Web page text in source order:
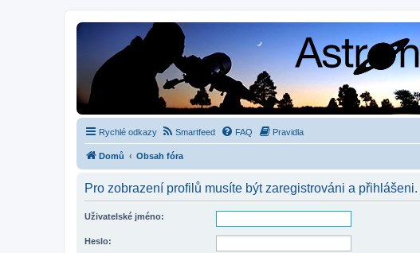
Rychlé odkazy Smartfeed FAQ Pravidla
Domů Obsah fóra
Pro zobrazení profilů musíte být zaregistrováni a přihlášeni.
Uživatelské jméno:
Heslo: